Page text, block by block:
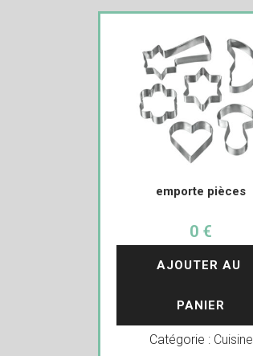
emporte pièces
0 €
AJOUTER AU
PANIER
Catégorie : Cuisine